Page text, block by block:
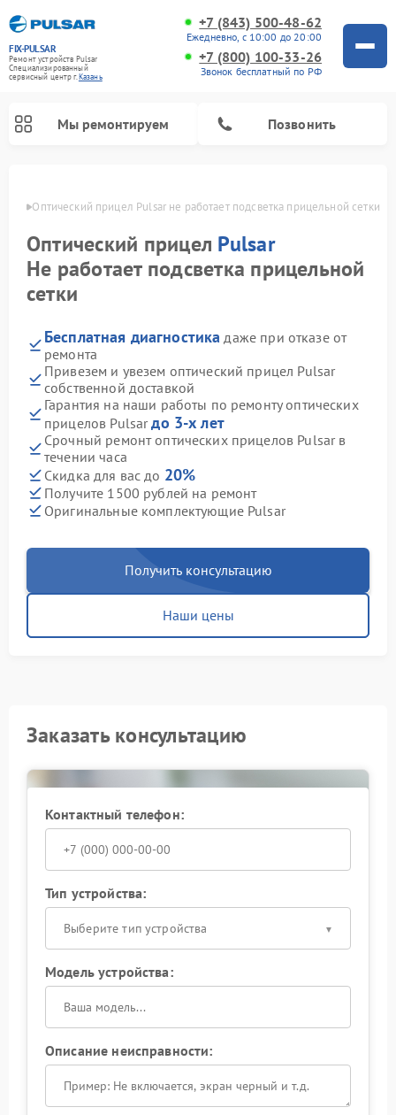
FIX-PULSAR
Ремонт устройств Pulsar
Специализированный
cервисный центр г.Казань
+7 (843) 500-48-62
Ежедневно, с 10:00 до 20:00
+7 (800) 100-33-26
Звонок бесплатный по РФ
Мы ремонтируем Позвонить
Оптический прицел Pulsar не работает подсветка прицельной сетки
Оптический прицел Pulsar
Не работает подсветка прицельной
сетки
Бесплатная диагностика даже при отказе от
ремонта
Привезем и увезем оптический прицел Pulsar
собственной доставкой
Гарантия на наши работы по ремонту оптических
прицелов Pulsarдо 3-х лет
Срочный ремонт оптических прицелов Pulsar в
течении часа
Скидка для вас до 20%
Получите 1500 рублей на ремонт
Оригинальные комплектующие Pulsar
Получить консультацию
Наши цены
Заказать консультацию
Контактный телефон:
Тип устройства:
Выберите тип устройства
Модель устройства:
Описание неисправности: